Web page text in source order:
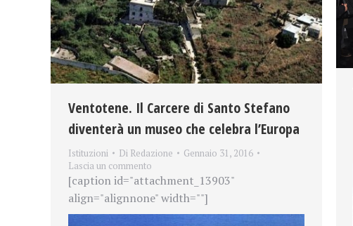
Ventotene. Il Carcere di Santo Stefano
diventerà un museo che celebra l’Europa
Istituzioni Di Redazione
Gennaio 31, 2016
Lascia un commento
[caption id="attachment_13903"
align="alignnone" width=""]